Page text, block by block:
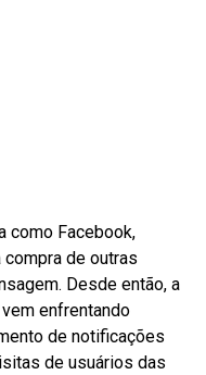
como Facebook,
de outras
Desde então, a
enfrentando
de notificações
de usuários das